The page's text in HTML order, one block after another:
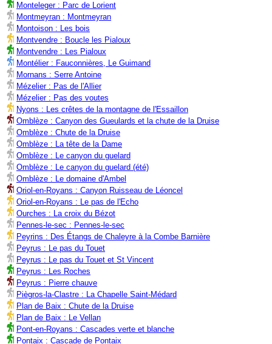
Monteleger : Parc de Lorient
Montmeyran : Montmeyran
Montoison : Les bois
Montvendre : Boucle les Pialoux
Montvendre : Les Pialoux
Montélier : Fauconnières, Le Guimand
Mornans : Serre Antoine
Mézelier : Pas de l'Allier
Mézelier : Pas des voutes
Nyons : Les crêtes de la montagne de l'Essaillon
Omblèze : Canyon des Gueulards et la chute de la Druise
Omblèze : Chute de la Druise
Omblèze : La tête de la Dame
Omblèze : Le canyon du guelard
Omblèze : Le canyon du guelard (été)
Omblèze : Le domaine d'Ambel
Oriol-en-Royans : Canyon Ruisseau de Léoncel
Oriol-en-Royans : Le pas de l'Echo
Ourches : La croix du Bézot
Pennes-le-sec : Pennes-le-sec
Peyrins : Des Étangs de Chaleyre à la Combe Barnière
Peyrus : Le pas du Touet
Peyrus : Le pas du Touet et St Vincent
Peyrus : Les Roches
Peyrus : Pierre chauve
Piègros-la-Clastre : La Chapelle Saint-Médard
Plan de Baix : Chute de la Druise
Plan de Baix : Le Vellan
Pont-en-Royans : Cascades verte et blanche
Pontaix : Cascade de Pontaix